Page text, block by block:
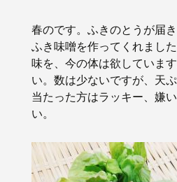
春のです。ふきのとうが届
ふき味噌を作ってくれまし
味を、今の体は欲していま
い。数は少ないですが、天
当たった方はラッキー、嫌
い。